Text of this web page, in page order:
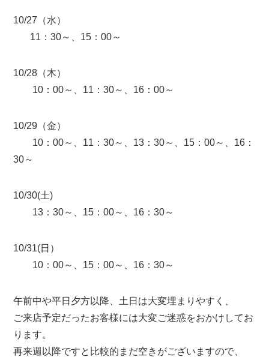
10/27（水）
11：30～、15：00～
10/28（木）
10：00～、11：30～、16：00～
10/29（金）
10：00～、11：30～、13：30～、15：00～、16：
30～
10/30(土)
13：30～、15：00～、16：30～
10/31(日）
10：00～、15：00～、16：30～
午前中や平日夕方以降、土日は大変埋まりやすく、
ご来店予定だったお客様には大変ご迷惑をおかけしてお
ります。
再来週以降ですと比較的まだ空きがございますので、